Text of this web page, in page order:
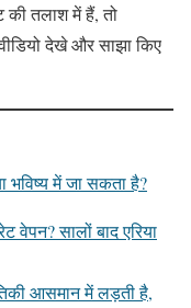
की तलाश में हैं, तो
देखे और साझा किए
भविष्य में जा सकता है?
वेपन? सालों बाद एरिया
आसमान में लड़ती है,